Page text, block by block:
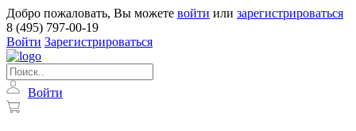
Добро пожаловать, Вы можете войти или зарегистрироваться
8 (495) 797-00-19
Войти Зарегистрироваться
Войти